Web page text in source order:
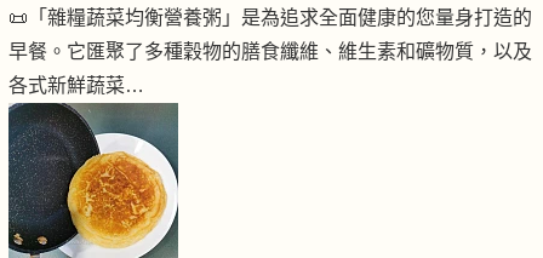
📜「雜糧蔬菜均衡營養粥」是為追求全面健康的您量身打造的
早餐。它匯聚了多種穀物的膳食纖維、維生素和礦物質，以及
各式新鮮蔬菜…